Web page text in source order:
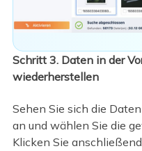
Schritt 3. Daten in der
wiederherstellen
Sehen Sie sich die
an und wählen Sie die
Klicken Sie